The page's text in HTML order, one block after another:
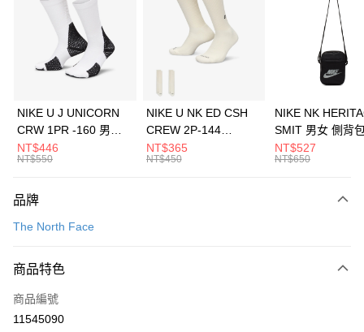
3 期 0 利率 每期 21家銀行
合作金庫商業銀行
第一商業銀行
華南商業銀行
彰化商業銀行
上海商業儲蓄銀行
元大商業銀行
台灣樂天信用卡公司
Apple Pay
全盈+PAY
AFTEE先享後付
【關於「AFTEE先享後付」】
便利好安心！
３．安心：先確認商品／服務後，再付款。
【「AFTEE先享後付」結帳流程】
１．於結帳方式選擇「AFTEE先享後付」後，將跳轉至「AFTEE先享後付」
運送方式
每筆NT$100，滿NT$1,500(含以上)免運費
宅配
每筆NT$100，滿NT$1,500(含以上)免運費
NIKE U J UNICORN
CRW 1PR -160 男女
中統襪 FZ3393100
NT$446
NT$550
NIKE U NK ED CSH
CREW 2P-144
EMBRDY 男女 短統襪
FZ3073133
NT$365
NT$450
NIKE NK
SMIT 男女 側背
BA5871010
NT$527
NT$650
品牌
The North Face
商品特色
商品編號
11545090